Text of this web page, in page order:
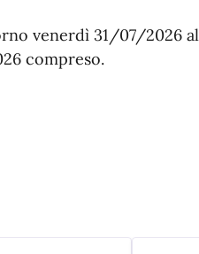
venerdì 31/07/2026 al
compreso.